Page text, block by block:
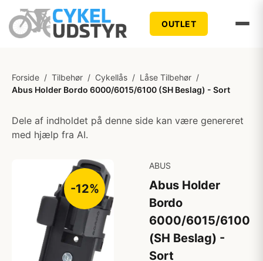
OUTLET
Forside / Tilbehør / Cykellås / Låse Tilbehør /
Abus Holder Bordo 6000/6015/6100 (SH Beslag) - Sort
Dele af indholdet på denne side kan være genereret
med hjælp fra AI.
-12%
ABUS
Abus Holder
Bordo
6000/6015/6100
(SH Beslag) -
Sort